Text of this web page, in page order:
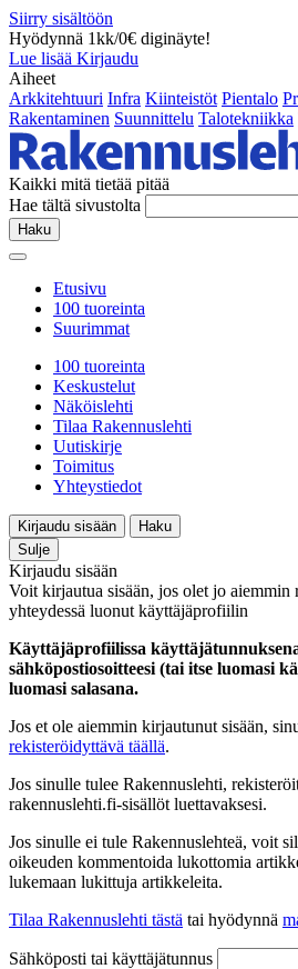
Siirry sisältöön
Hyödynnä 1kk/0€ diginäyte!
Lue lisää Kirjaudu
Aiheet
Arkkitehtuuri Infra Kiinteistöt Pientalo
Rakentaminen Suunnittelu Talotekniikka
Kaikki mitä tietää pitää
Hae tältä sivustolta
Haku
Etusivu
100 tuoreinta
Suurimmat
100 tuoreinta
Keskustelut
Näköislehti
Tilaa Rakennuslehti
Uutiskirje
Toimitus
Yhteystiedot
Kirjaudu sisään
Haku
Sulje
Kirjaudu sisään
Voit kirjautua sisään, jos olet jo aiemmin
yhteydessä luonut käyttäjäprofiilin
Käyttäjäprofiilissa
sähköpostiosoitteesi (tai itse luomasi
luomasi salasana.
Jos et ole aiemmin kirjautunut sisään,
rekisteröidyttävä täällä.
Jos sinulle tulee Rakennuslehti,
rakennuslehti.fi-sisällöt luettavaksesi.
Jos sinulle ei tule Rakennuslehteä, voit
oikeuden kommentoida lukottomia
lukemaan lukittuja artikkeleita.
Tilaa Rakennuslehti tästä tai hyödynnä
Sähköposti tai käyttäjätunnus